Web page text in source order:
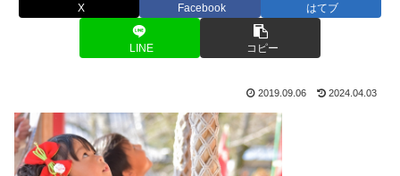
X Facebook はてブ
LINE コピー
2019.09.06 2024.04.03